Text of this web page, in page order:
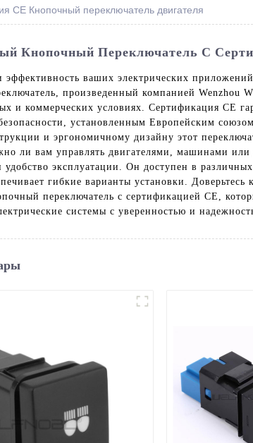
CE Кнопочный переключатель двигателя
Кнопочный Переключатель С
эффективность ваших электрических
произведенный компанией
и коммерческих условиях. Сертификация CE
установленным Европейским
и эргономичному дизайну этот
ли вам управлять двигателями, машинами
удобство эксплуатации. Он доступен в
гибкие варианты установки.
переключатель с сертификацией CE,
системы с уверенностью и